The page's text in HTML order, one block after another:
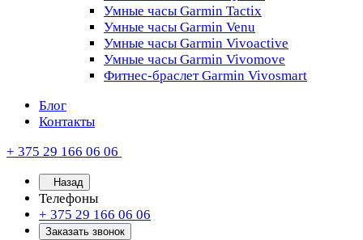
Умные часы Garmin Tactix
Умные часы Garmin Venu
Умные часы Garmin Vivoactive
Умные часы Garmin Vivomove
Фитнес-браслет Garmin Vivosmart
Блог
Контакты
+ 375 29 166 06 06
Назад
Телефоны
+ 375 29 166 06 06
Заказать звонок